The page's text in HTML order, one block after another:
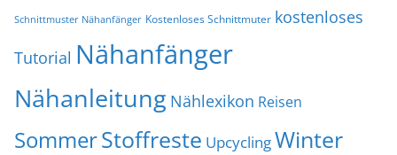
Schnittmuster Nähanfänger Kostenloses Schnittmuter kostenloses
Tutorial Nähanfänger
Nähanleitung Nählexikon Reisen
SommerStoffreste UpcyclingWinter